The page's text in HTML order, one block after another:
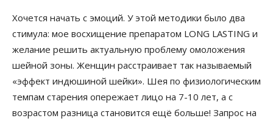
Хочется начать с эмоций. У этой методики было два
стимула: мое восхищение препаратом LONG LASTING и
желание решить актуальную проблему омоложения
шейной зоны. Женщин расстраивает так называемый
«эффект индюшиной шейки». Шея по физиологическим
темпам старения опережает лицо на 7-10 лет, а с
возрастом разница становится ещё больше! Запрос на